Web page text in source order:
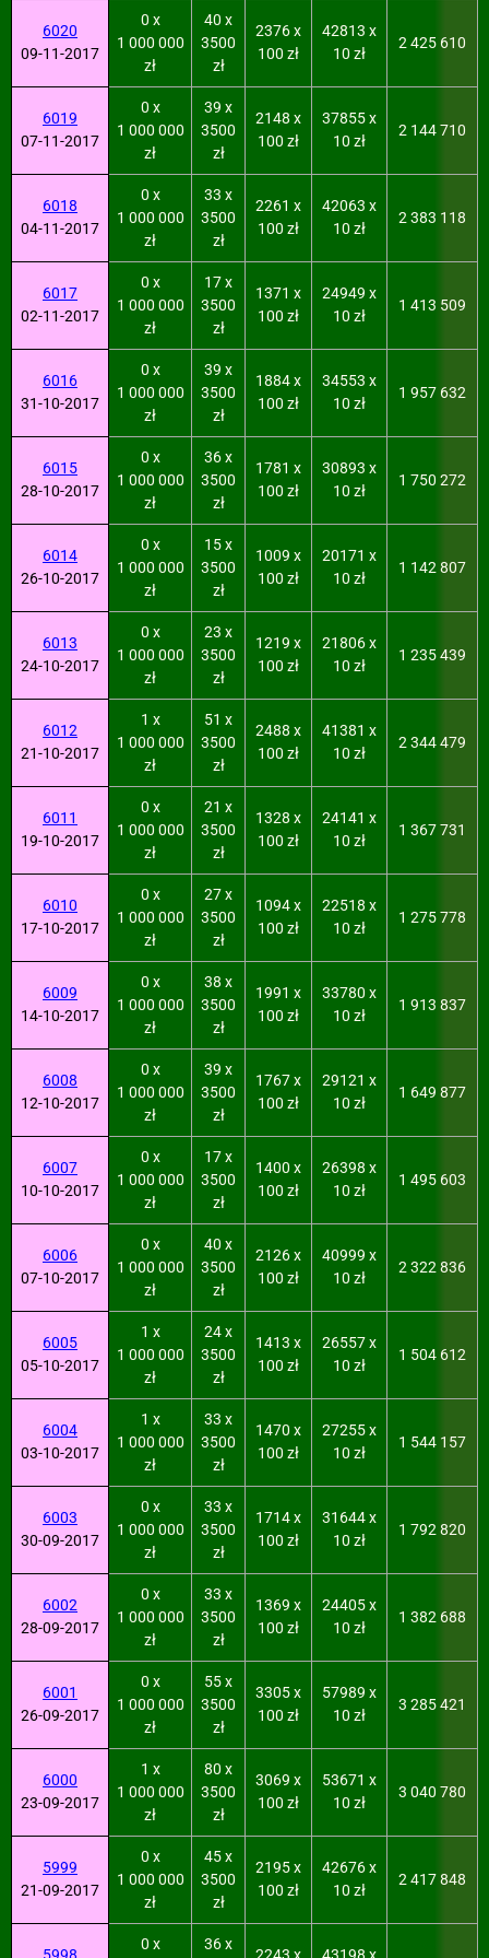
6020
09-11-2017
0 x
1 000 000
zł
40 x
3500
zł
2376 x
100 zł
42813 x
10 zł
2 425 610
6019
07-11-2017
0 x
1 000 000
zł
39 x
3500
zł
2148 x
100 zł
37855 x
10 zł
2 144 710
6018
04-11-2017
0 x
1 000 000
zł
33 x
3500
zł
2261 x
100 zł
42063 x
10 zł
2 383 118
6017
02-11-2017
0 x
1 000 000
zł
17 x
3500
zł
1371 x
100 zł
24949 x
10 zł
1 413 509
6016
31-10-2017
0 x
1 000 000
zł
39 x
3500
zł
1884 x
100 zł
34553 x
10 zł
1 957 632
6015
28-10-2017
0 x
1 000 000
zł
36 x
3500
zł
1781 x
100 zł
30893 x
10 zł
1 750 272
6014
26-10-2017
0 x
1 000 000
zł
15 x
3500
zł
1009 x
100 zł
20171 x
10 zł
1 142 807
6013
24-10-2017
0 x
1 000 000
zł
23 x
3500
zł
1219 x
100 zł
21806 x
10 zł
1 235 439
6012
21-10-2017
1 x
1 000 000
zł
51 x
3500
zł
2488 x
100 zł
41381 x
10 zł
2 344 479
6011
19-10-2017
0 x
1 000 000
zł
21 x
3500
zł
1328 x
100 zł
24141 x
10 zł
1 367 731
6010
17-10-2017
0 x
1 000 000
zł
27 x
3500
zł
1094 x
100 zł
22518 x
10 zł
1 275 778
6009
14-10-2017
0 x
1 000 000
zł
38 x
3500
zł
1991 x
100 zł
33780 x
10 zł
1 913 837
6008
12-10-2017
0 x
1 000 000
zł
39 x
3500
zł
1767 x
100 zł
29121 x
10 zł
1 649 877
6007
10-10-2017
0 x
1 000 000
zł
17 x
3500
zł
1400 x
100 zł
26398 x
10 zł
1 495 603
6006
07-10-2017
0 x
1 000 000
zł
40 x
3500
zł
2126 x
100 zł
40999 x
10 zł
2 322 836
6005
05-10-2017
1 x
1 000 000
zł
24 x
3500
zł
1413 x
100 zł
26557 x
10 zł
1 504 612
6004
03-10-2017
1 x
1 000 000
zł
33 x
3500
zł
1470 x
100 zł
27255 x
10 zł
1 544 157
6003
30-09-2017
0 x
1 000 000
zł
33 x
3500
zł
1714 x
100 zł
31644 x
10 zł
1 792 820
6002
28-09-2017
0 x
1 000 000
zł
33 x
3500
zł
1369 x
100 zł
24405 x
10 zł
1 382 688
6001
26-09-2017
0 x
1 000 000
zł
55 x
3500
zł
3305 x
100 zł
57989 x
10 zł
3 285 421
6000
23-09-2017
1 x
1 000 000
zł
80 x
3500
zł
3069 x
100 zł
53671 x
10 zł
3 040 780
5999
21-09-2017
0 x
1 000 000
zł
45 x
3500
zł
2195 x
100 zł
42676 x
10 zł
2 417 848
0 x 36 x